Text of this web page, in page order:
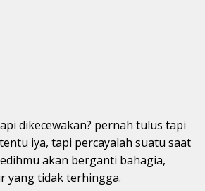
dikecewakan? pernah tulus tapi
iya, tapi percayalah suatu saat
akan berganti bahagia,
yang tidak terhingga.